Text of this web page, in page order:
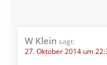
W Klein sagt:
27. Oktober 2014 um